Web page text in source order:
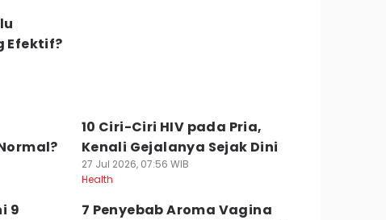
Efektif?
10 Ciri-Ciri HIV pada Pria,
Kenali Gejalanya Sejak Dini
27 Jul 2026, 07:56 WIB
Health
9
7 Penyebab Aroma Vagina